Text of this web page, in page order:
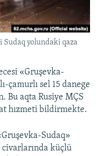
Sudaq yolundaki qaza
«Gruşevka-
çamurlı sel 15 danege
Bu aqta Rusiye MÇS
hızmeti bildirmekte.
Sudaq»
civarlarında küçlü